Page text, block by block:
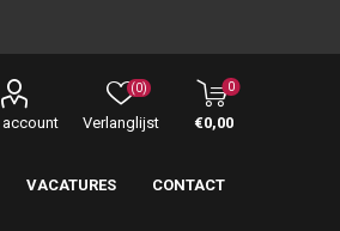
account Verlanglijst
(0) 0
€0,00
VACATURES CONTACT